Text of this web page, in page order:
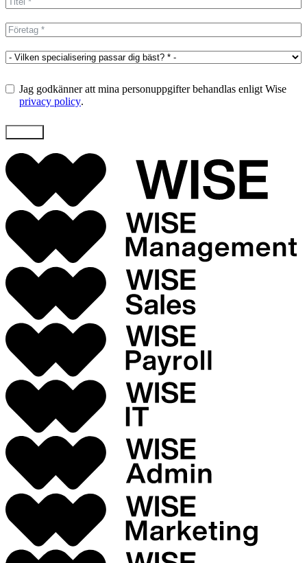
Jag godkänner att mina personuppgifter behandlas enligt Wise
privacy policy.